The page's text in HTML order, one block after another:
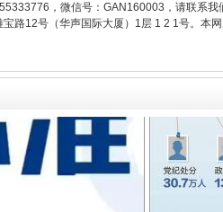
，微信号：GAN160003，请联系
路12号（华声国际大厦）1层 1 2 1号。本
开始实施